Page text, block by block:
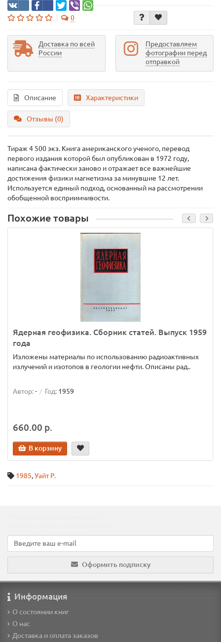
0
Доставка по всей
России
Предоставляем
фотографии перед
отправкой
Описание Характеристики
Отзывы (0)
Тираж 4 500 экз. Книга американского ученого, перевод
первого издания которой был опубликован в 1972 году,
написана фактически заново и отражает все важнейшие
достижения физики магнетизма за минувшие 12 лет.
Используется единый подход, основанный на рассмотрении
обобщенной восприимчивости.
Похожие товары
Ядерная геофизика. Сборник статей. Выпуск 1959
года
Изложены материалы по использованию радиоактивных
излучений и изотопов в геологии нефти. Описаны рад..
Автор:- Год: 1959
660.00 р.
В корзину
1985,Уайт Р.
Оформить подписку
Информация
О состоянии книг
О нас
Доставка и оплата заказов